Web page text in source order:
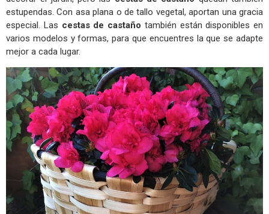
estupendas. Con asa plana o de tallo vegetal, aportan una gracia
especial. Las cestas de castaño también están disponibles en
varios modelos y formas, para que encuentres la que se adapte
mejor a cada lugar.